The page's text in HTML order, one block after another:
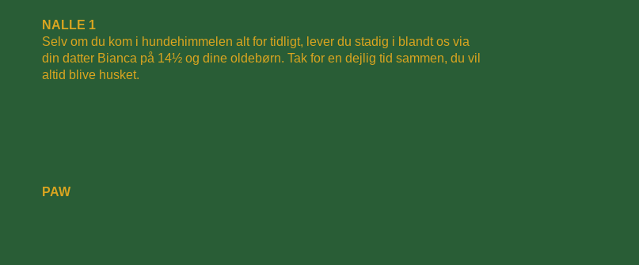
NALLE 1
Selv om du kom i hundehimmelen alt for tidligt, lever du stadig i blandt os via
din datter Bianca på 14½ og dine oldebørn. Tak for en dejlig tid sammen, du vil
altid blive husket.
PAW